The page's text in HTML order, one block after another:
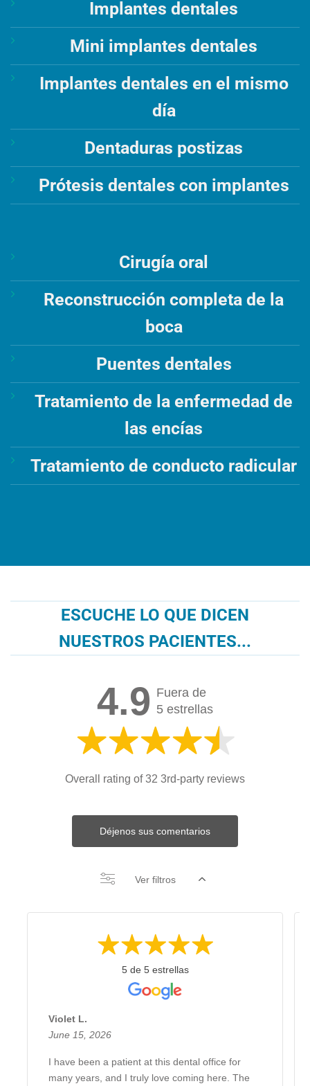
Implantes dentales
Mini implantes dentales
Implantes dentales en el mismo
día
Dentaduras postizas
Prótesis dentales con implantes
Cirugía oral
Reconstrucción completa de la
boca
Puentes dentales
Tratamiento de la enfermedad de
las encías
Tratamiento de conducto radicular
ESCUCHE LO QUE DICEN
NUESTROS PACIENTES...
4.9 Fuera de
5 estrellas
Overall rating of 32 3rd-party reviews
Déjenos sus comentarios
Ver filtros
5 de 5 estrellas
Violet L.
June 15, 2026
I have been a patient at this dental office for
many years, and I truly love coming here. The